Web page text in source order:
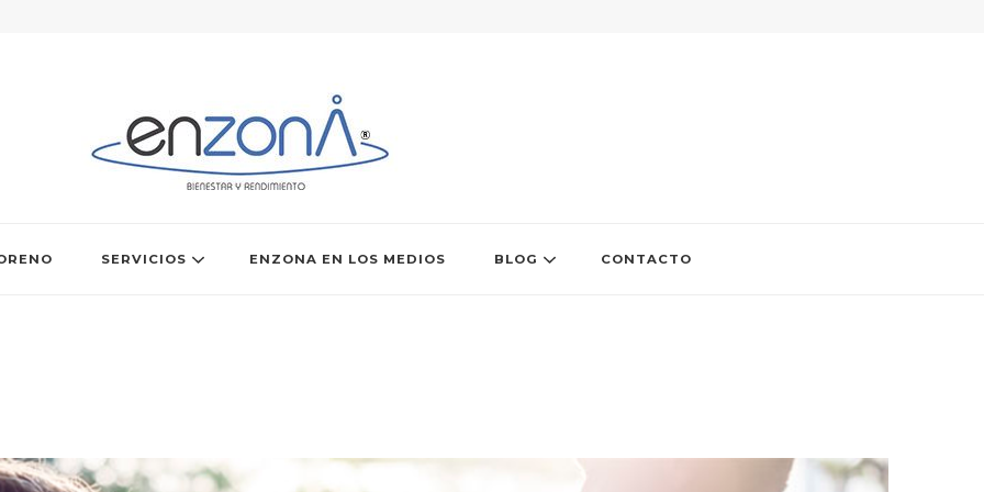
SERVICIOS ENZONA EN LOS MEDIOS BLOG CONTACTO